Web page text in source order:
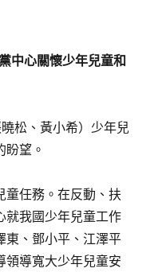
心關懷少年兒童和
松、黃小希）少年兒
望。
童任務。在反動、扶
就我國少年兒童工作
東、鄧小平、江澤平
領導寬大少年兒童安